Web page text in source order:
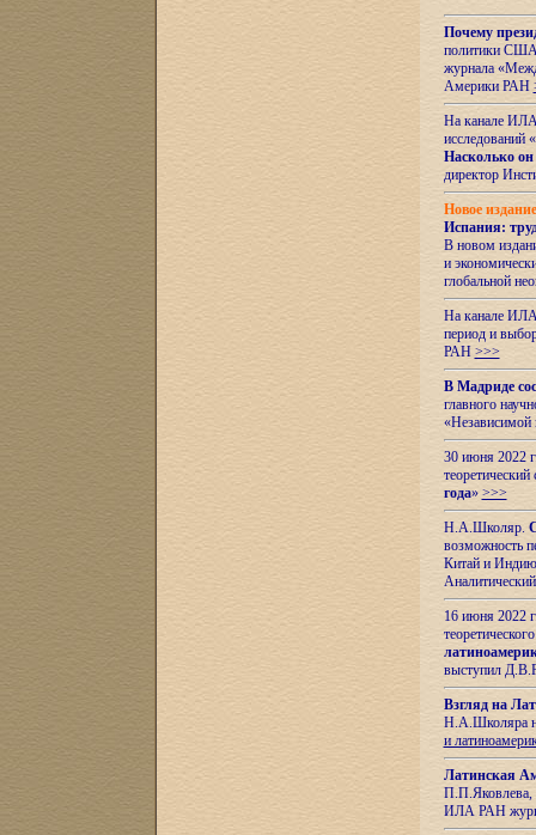
Почему
политики США
журнала
Америки РАН
На канале ИЛА
исследований «
Насколько он
директор
Новое
Испания:
В новом
и
глобальной
На канале
период и
РАН >>>
В Мадриде
главного
«Независимой
30 июня 2022
года» >>>
Н.А.Школяр.
возможность
Китай и
16 июня 2022
выступил
Взгляд на
Н.А.Школяра
и
Латинская
П.П.Яковлева,
ИЛА РАН